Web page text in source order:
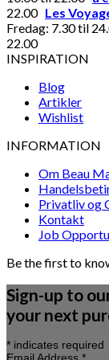
22.00 Les
Fredag: 7.30 til
22.00
INSPIRATION
Blog
Artikler
Wishlist
INFORMATION
Om Beau
Privatliv og
Kontakt
Job
Be the first to
Sign-up to
your next
* indicates required